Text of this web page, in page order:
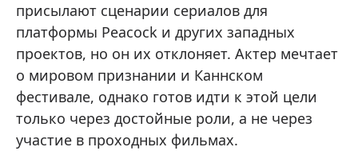
присылают сценарии сериалов для
платформы Peacock и других западных
проектов, но он их отклоняет. Актер мечтает
о мировом признании и Каннском
фестивале, однако готов идти к этой цели
только через достойные роли, а не через
участие в проходных фильмах.